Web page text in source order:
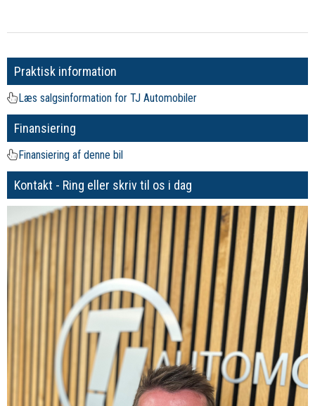
Praktisk information
Læs salgsinformation for TJ Automobiler
Finansiering
Finansiering af denne bil
Kontakt - Ring eller skriv til os i dag